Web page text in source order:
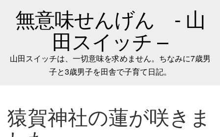
無意味せんげん - 山
田スイッチ –
山田スイッチは、一切意味を求めません。ちなみに7歳男
子と3歳男子を田舎で子育て日記。
猿賀神社の蓮が咲きま